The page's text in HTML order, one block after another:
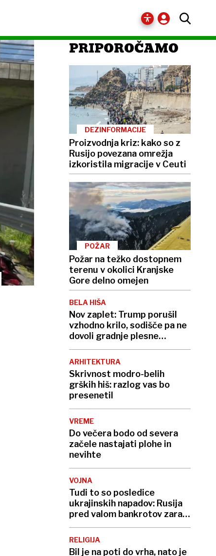
PRIPOROČAMO
DEZINFORMACIJE
Proizvodnja kriz: kako so z
Rusijo povezana omrežja
izkoristila migracije v Ceuti
POŽAR
Požar na težko dostopnem
terenu v okolici Kranjske
Gore delno omejen
BELA HIŠA
Nov zaplet: Trump porušil
vzhodno krilo, sodišče pa ne
dovoli gradnje plesne
dvorane
ARHITEKTURA
Skrivnost modro-belih
grških hiš: razlog vas bo
presenetil
VREME
Do večera bodo od severa
začele nastajati plohe in
nevihte
VOJNA
Tudi to so posledice
ukrajinskih napadov: Rusija
pred valom bankrotov zaradi
neplačanih kreditov
RELIGIJA
Bil je na poti do vrha, nato je